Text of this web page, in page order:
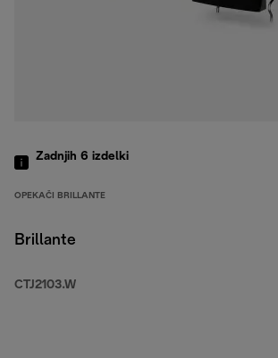
Zadnjih 6 izdelki
OPEKAČI BRILLANTE
Brillante
CTJ2103.W